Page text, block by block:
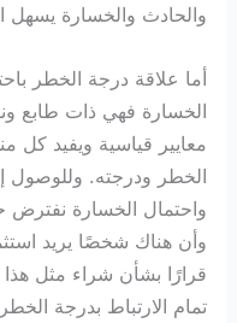
والحادث والخسارة يسهل
أما علاقة درجة الخطر
الخسارة فهي ذات طابع
معايير قياسية ويفيد كل
الخطر ودرجته. وللوصول
واحتمال الخسارة نفترض
وأن هناك شخصًا يريد
قرارًا بشأن شراء مثل هذا
تمام الارتباط بدرجة